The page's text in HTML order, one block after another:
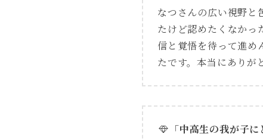
なつさんの広い視野と
たけど認めたくなかっ
信と覚悟を待って進め
たです。本当にありが
「中高生の我が子